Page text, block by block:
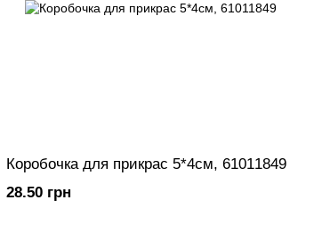
Коробочка для прикрас 5*4см, 61011849
28.50 грн